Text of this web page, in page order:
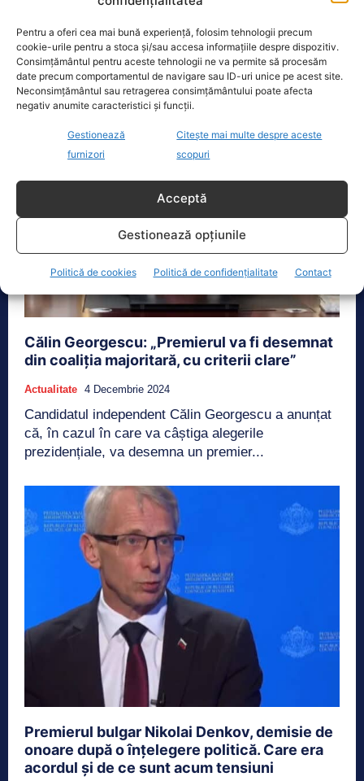
Pentru a oferi cea mai bună experiență, folosim tehnologii precum
cookie-urile pentru a stoca și/sau accesa informațiile despre dispozitiv.
Consimțământul pentru aceste tehnologii ne va permite să procesăm
date precum comportamentul de navigare sau ID-uri unice pe acest site.
Neconsimțământul sau retragerea consimțământului poate afecta
negativ anumite caracteristici și funcții.
Gestionează
furnizori
Citește mai multe despre aceste
scopuri
Acceptă
Gestionează opțiunile
Politică de cookies Politică de confidențialitate Contact
Coaliția formată din PSD, PNL, UDMR și
minoritățile a decis ca viitorul premier al României
să fie un social-democrat,...
Călin Georgescu: „Premierul va fi desemnat
din coaliția majoritară, cu criterii clare”
Actualitate 4 Decembrie 2024
Candidatul independent Călin Georgescu a anunțat
că, în cazul în care va câștiga alegerile
prezidențiale, va desemna un premier...
Premierul bulgar Nikolai Denkov, demisie de
onoare după o înțelegere politică. Care era
acordul și de ce sunt acum tensiuni